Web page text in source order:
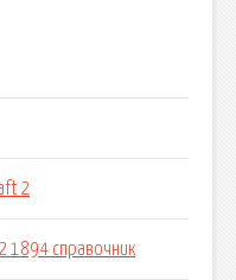
2
1894 справочник